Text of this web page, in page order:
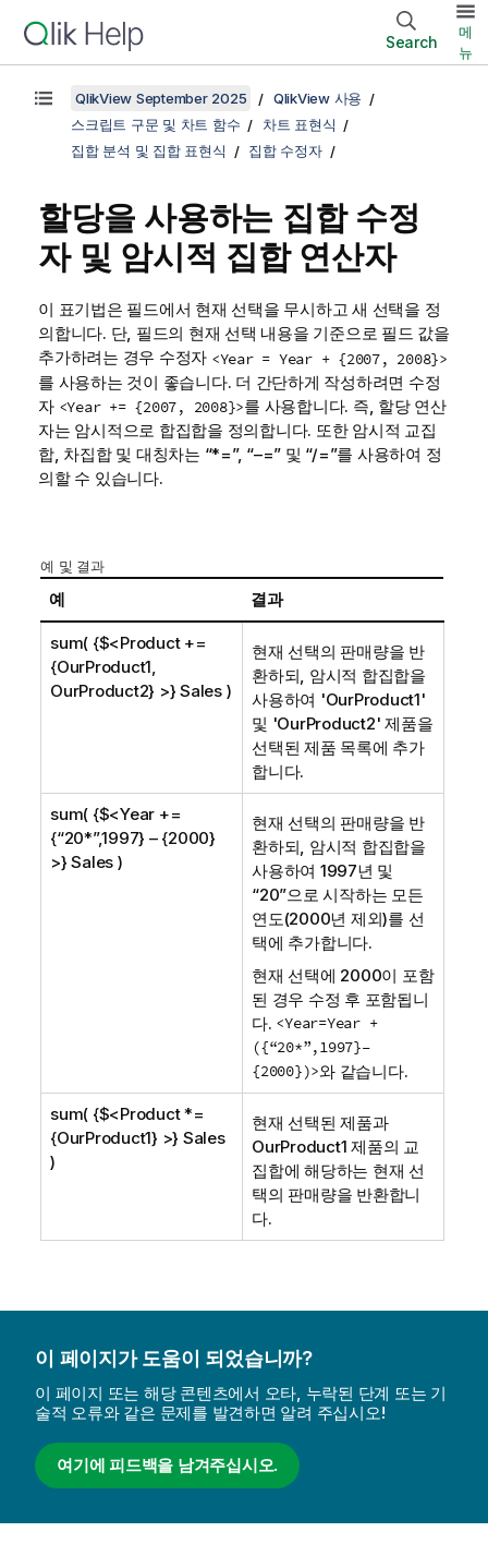
Search
메
뉴
QlikView September 2025
QlikView 사용
스크립트 구문 및 차트 함수
차트 표현식
집합 분석 및 집합 표현식
집합 수정자
할당을 사용하는 집합 수정
자 및 암시적 집합 연산자
이 표기법은 필드에서 현재 선택을 무시하고 새 선택을 정
의합니다. 단, 필드의 현재 선택 내용을 기준으로 필드 값을
추가하려는 경우 수정자 <Year = Year + {2007, 2008}>
를 사용하는 것이 좋습니다. 더 간단하게 작성하려면 수정
자 <Year += {2007, 2008}>를 사용합니다. 즉, 할당 연산
자는 암시적으로 합집합을 정의합니다. 또한 암시적 교집
합, 차집합 및 대칭차는 “*=”, “–=” 및 “/=”를 사용하여 정
의할 수 있습니다.
예 및 결과
예 결과
sum( {$<Product +=
{OurProduct1,
OurProduct2} >} Sales )
현재 선택의 판매량을 반
환하되, 암시적 합집합을
사용하여 'OurProduct1'
및 'OurProduct2' 제품을
선택된 제품 목록에 추가
합니다.
sum( {$<Year +=
{“20*”,1997} – {2000}
>} Sales )
현재 선택의 판매량을 반
환하되, 암시적 합집합을
사용하여 1997년 및
“20”으로 시작하는 모든
연도(2000년 제외)를 선
택에 추가합니다.
현재 선택에 2000이 포함
된 경우 수정 후 포함됩니
다. <Year=Year +
({“20*”,1997}–
{2000})>와 같습니다.
sum( {$<Product *=
{OurProduct1} >} Sales
)
현재 선택된 제품과
OurProduct1 제품의 교
집합에 해당하는 현재 선
택의 판매량을 반환합니
다.
이 페이지가 도움이 되었습니까?
이 페이지 또는 해당 콘텐츠에서 오타, 누락된 단계 또는 기
술적 오류와 같은 문제를 발견하면 알려 주십시오!
여기에 피드백을 남겨주십시오.